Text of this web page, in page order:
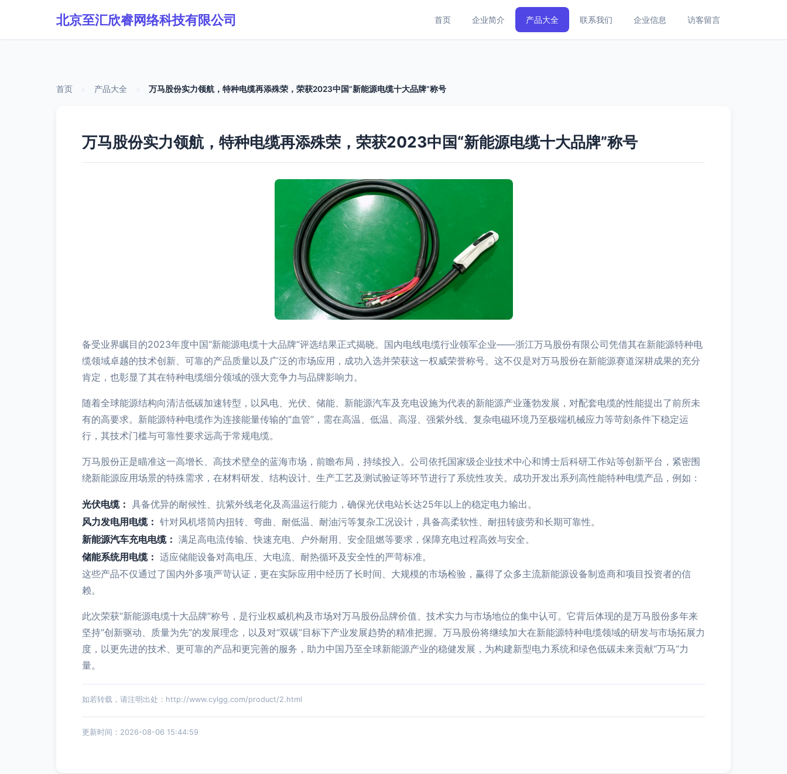
北京至汇欣睿网络科技有限公司 首页 企业简介 产品大全 联系我们 企业信息 访客留言
首页 产品大全 万马股份实力领航，特种电缆再添殊荣，荣获2023中国“新能源电缆十大品牌”称号
万马股份实力领航，特种电缆再添殊荣，荣获2023中国“新能源电缆十大品牌”称号
备受业界瞩目的2023年度中国“新能源电缆十大品牌”评选结果正式揭晓。国内电线电缆行业领军企业——浙江万马股份有限公司凭借其在新能源特种电
缆领域卓越的技术创新、可靠的产品质量以及广泛的市场应用，成功入选并荣获这一权威荣誉称号。这不仅是对万马股份在新能源赛道深耕成果的充分
肯定，也彰显了其在特种电缆细分领域的强大竞争力与品牌影响力。
随着全球能源结构向清洁低碳加速转型，以风电、光伏、储能、新能源汽车及充电设施为代表的新能源产业蓬勃发展，对配套电缆的性能提出了前所未
有的高要求。新能源特种电缆作为连接能量传输的“血管”，需在高温、低温、高湿、强紫外线、复杂电磁环境乃至极端机械应力等苛刻条件下稳定运
行，其技术门槛与可靠性要求远高于常规电缆。
万马股份正是瞄准这一高增长、高技术壁垒的蓝海市场，前瞻布局，持续投入。公司依托国家级企业技术中心和博士后科研工作站等创新平台，紧密围
绕新能源应用场景的特殊需求，在材料研发、结构设计、生产工艺及测试验证等环节进行了系统性攻关。成功开发出系列高性能特种电缆产品，例如：
光伏电缆： 具备优异的耐候性、抗紫外线老化及高温运行能力，确保光伏电站长达25年以上的稳定电力输出。
风力发电用电缆： 针对风机塔筒内扭转、弯曲、耐低温、耐油污等复杂工况设计，具备高柔软性、耐扭转疲劳和长期可靠性。
新能源汽车充电电缆： 满足高电流传输、快速充电、户外耐用、安全阻燃等要求，保障充电过程高效与安全。
储能系统用电缆： 适应储能设备对高电压、大电流、耐热循环及安全性的严苛标准。
这些产品不仅通过了国内外多项严苛认证，更在实际应用中经历了长时间、大规模的市场检验，赢得了众多主流新能源设备制造商和项目投资者的信
赖。
此次荣获“新能源电缆十大品牌”称号，是行业权威机构及市场对万马股份品牌价值、技术实力与市场地位的集中认可。它背后体现的是万马股份多年来
坚持“创新驱动、质量为先”的发展理念，以及对“双碳”目标下产业发展趋势的精准把握。万马股份将继续加大在新能源特种电缆领域的研发与市场拓展力
度，以更先进的技术、更可靠的产品和更完善的服务，助力中国乃至全球新能源产业的稳健发展，为构建新型电力系统和绿色低碳未来贡献“万马”力
量。
如若转载，请注明出处：http://www.cylgg.com/product/2.html
更新时间：2026-08-06 15:44:59